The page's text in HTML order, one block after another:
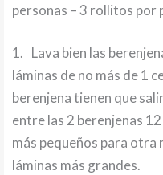
personas – 3 rollitos por
1. Lava bien las
láminas de no más de 1
berenjena tienen que
entre las 2 berenjenas
más pequeños para otra
láminas más grandes.